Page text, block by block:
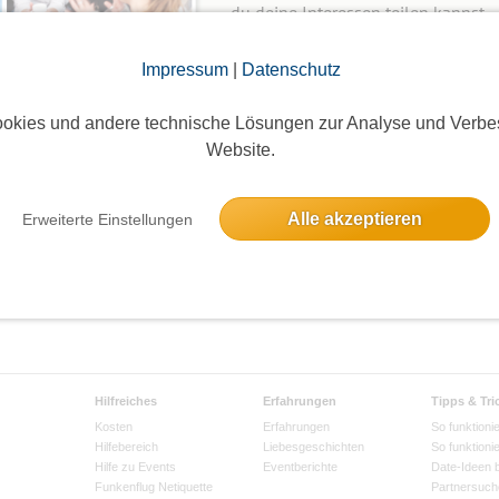
Impressum| Datenschutz
und andere technische Lösungen zur Analyse und
Website.
Erweiterte Einstellungen Alle akzeptieren
du deine Interessen teilen kannst.
Wie mache ich das?
Neue Gruppe anlegen
Hilfreiches
Kosten
Hilfebereich
Hilfe zu Events
Funkenflug Netiquette
Erfahrungen
Erfahrungen
Liebesgeschichten
Eventberichte
Tipps &
So
So
Date-Ideen